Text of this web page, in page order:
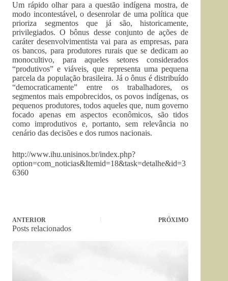
Um rápido olhar para a questão indígena mostra, de
modo incontestável, o desenrolar de uma política que
prioriza segmentos que já são, historicamente,
privilegiados. O bônus desse conjunto de ações de
caráter desenvolvimentista vai para as empresas, para
os bancos, para produtores rurais que se dedicam ao
monocultivo, para aqueles setores considerados
“produtivos” e viáveis, que representa uma pequena
parcela da população brasileira. Já o ônus é distribuído
“democraticamente” entre os trabalhadores, os
segmentos mais empobrecidos, os povos indígenas, os
pequenos produtores, todos aqueles que, num governo
focado apenas em aspectos econômicos, são tidos
como improdutivos e, portanto, sem relevância no
cenário das decisões e dos rumos nacionais.
http://www.ihu.unisinos.br/index.php?
option=com_noticias&Itemid=18&task=detalhe&id=3
6360
ANTERIOR PRÓXIMO
Posts relacionados